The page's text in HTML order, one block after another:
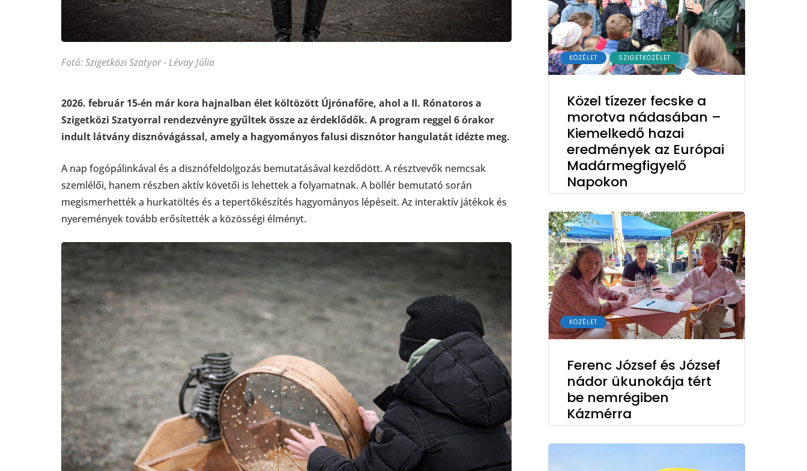
Fotó: Szigetközi Szatyor - Lévay Júlia
2026. február 15-én már kora hajnalban élet költözött Újrónafőre, ahol a II. Rónatoros a
Szigetközi Szatyorral rendezvényre gyűltek össze az érdeklődők. A program reggel 6 órakor
indult látvány disznóvágással, amely a hagyományos falusi disznótor hangulatát idézte meg.
A nap fogópálinkával és a disznófeldolgozás bemutatásával kezdődött. A résztvevők nemcsak
szemlélői, hanem részben aktív követői is lehettek a folyamatnak. A böllér bemutató során
megismerhették a hurkatöltés és a tepertőkészítés hagyományos lépéseit. Az interaktív játékok és
nyeremények tovább erősítették a közösségi élményt.
KÖZÉLET SZIGETKÖZÉLET
Közel tízezer fecske a
morotva nádasában –
Kiemelkedő hazai
eredmények az Európai
Madármegfigyelő
Napokon
KÖZÉLET
Ferenc József és József
nádor ükunokája tért
be nemrégiben
Kázmérra